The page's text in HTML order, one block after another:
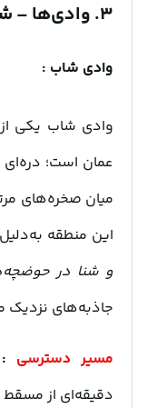
۳. وادی‌ها – شگفتی‌های طبیعی عمان
وادی شاب :
وادی شاب یکی
عمان است؛
میان صخره‌های
این منطقه
و شنا در
جاذبه‌های
مسیر دسترسی :